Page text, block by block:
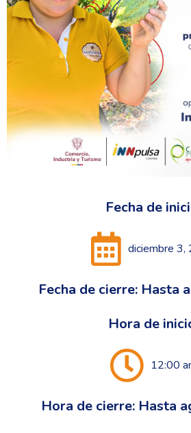
Fecha de
diciembre 3,
Fecha de cierre: Hasta
Hora de
12:00
Hora de cierre: Hasta